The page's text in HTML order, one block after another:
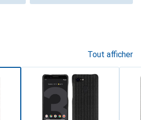
Tout afficher